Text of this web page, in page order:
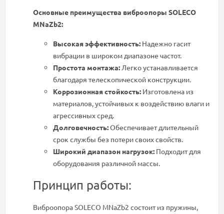
Основные преимущества виброопоры SOLECO
MNaZb2:
Высокая эффективность: Надежно гасит
вибрации в широком диапазоне частот.
Простота монтажа: Легко устанавливается
благодаря телескопической конструкции.
Коррозионная стойкость: Изготовлена из
материалов, устойчивых к воздействию влаги и
агрессивных сред.
Долговечность:Обеспечивает длительный
срок службы без потери своих свойств.
Широкий диапазон нагрузок: Подходит для
оборудования различной массы.
Принцип работы:
Виброопора SOLECO MNaZb2 состоит из пружины,